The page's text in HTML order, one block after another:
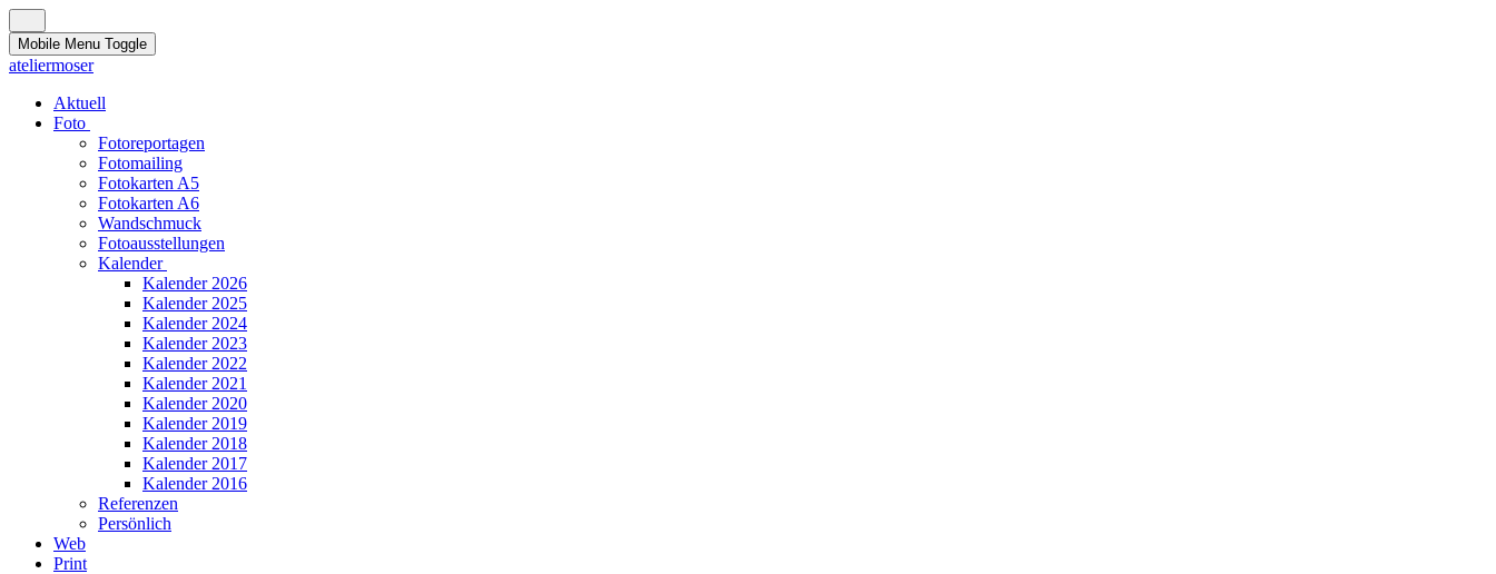
Mobile Menu Toggle
ateliermoser
Aktuell
Foto
Fotoreportagen
Fotomailing
Fotokarten A5
Fotokarten A6
Wandschmuck
Fotoausstellungen
Kalender
Kalender 2026
Kalender 2025
Kalender 2024
Kalender 2023
Kalender 2022
Kalender 2021
Kalender 2020
Kalender 2019
Kalender 2018
Kalender 2017
Kalender 2016
Referenzen
Persönlich
Web
Print